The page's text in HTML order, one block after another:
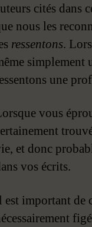
cités dans
nous les
ressentons.
simplement
une
vous
et donc
vos écrits.
est important de